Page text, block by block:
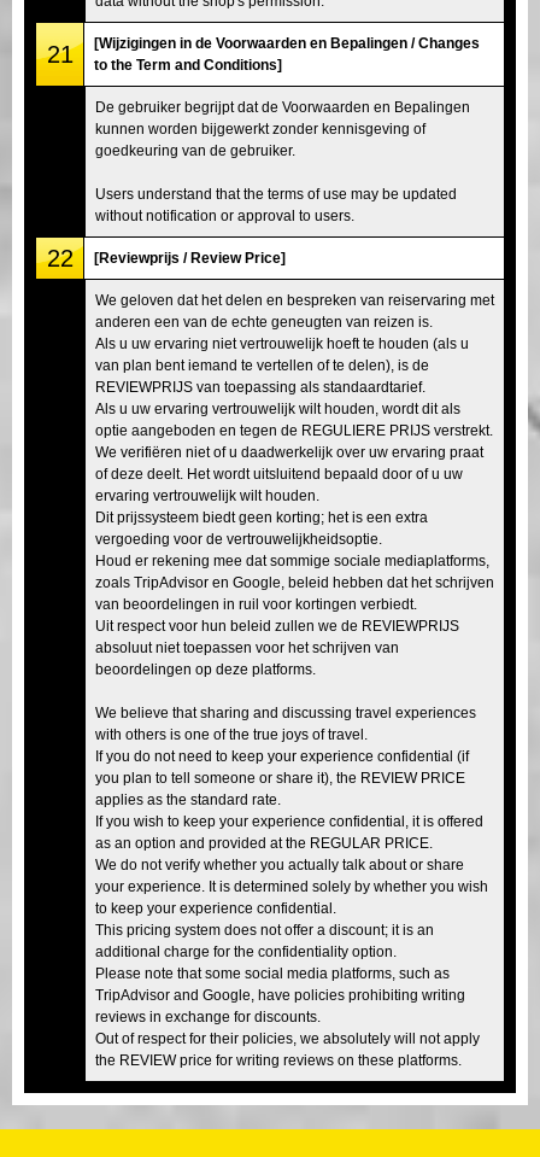
21
[Wijzigingen in de Voorwaarden en Bepalingen / Changes
to the Term and Conditions]
De gebruiker begrijpt dat de Voorwaarden en Bepalingen
kunnen worden bijgewerkt zonder kennisgeving of
goedkeuring van de gebruiker.
Users understand that the terms of use may be updated
without notification or approval to users.
22 [Reviewprijs / Review Price]
We geloven dat het delen en bespreken van reiservaring met
anderen een van de echte geneugten van reizen is.
Als u uw ervaring niet vertrouwelijk hoeft te houden (als u
van plan bent iemand te vertellen of te delen), is de
REVIEWPRIJS van toepassing als standaardtarief.
Als u uw ervaring vertrouwelijk wilt houden, wordt dit als
optie aangeboden en tegen de REGULIERE PRIJS verstrekt.
We verifiëren niet of u daadwerkelijk over uw ervaring praat
of deze deelt. Het wordt uitsluitend bepaald door of u uw
ervaring vertrouwelijk wilt houden.
Dit prijssysteem biedt geen korting; het is een extra
vergoeding voor de vertrouwelijkheidsoptie.
Houd er rekening mee dat sommige sociale mediaplatforms,
zoals TripAdvisor en Google, beleid hebben dat het schrijven
van beoordelingen in ruil voor kortingen verbiedt.
Uit respect voor hun beleid zullen we de REVIEWPRIJS
absoluut niet toepassen voor het schrijven van
beoordelingen op deze platforms.
We believe that sharing and discussing travel experiences
with others is one of the true joys of travel.
If you do not need to keep your experience confidential (if
you plan to tell someone or share it), the REVIEW PRICE
applies as the standard rate.
If you wish to keep your experience confidential, it is offered
as an option and provided at the REGULAR PRICE.
We do not verify whether you actually talk about or share
your experience. It is determined solely by whether you wish
to keep your experience confidential.
This pricing system does not offer a discount; it is an
additional charge for the confidentiality option.
Please note that some social media platforms, such as
TripAdvisor and Google, have policies prohibiting writing
reviews in exchange for discounts.
Out of respect for their policies, we absolutely will not apply
the REVIEW price for writing reviews on these platforms.